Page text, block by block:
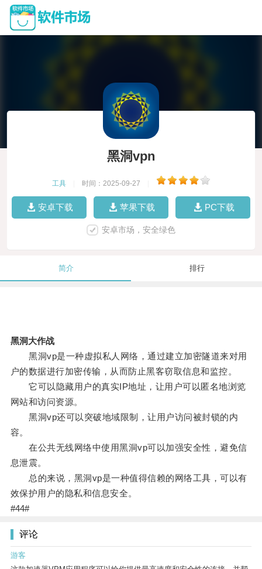
黑洞vpn
工具 时间：2025-09-27
安卓下载 苹果下载 PC下载
安卓市场，安全绿色
简介 排行
黑洞大作战
黑洞vp是一种虚拟私人网络，通过建立加密隧道来对用
户的数据进行加密传输，从而防止黑客窃取信息和监控。
它可以隐藏用户的真实IP地址，让用户可以匿名地浏览
网站和访问资源。
黑洞vp还可以突破地域限制，让用户访问被封锁的内
容。
在公共无线网络中使用黑洞vp可以加强安全性，避免信
息泄震。
总的来说，黑洞vp是一种值得信赖的网络工具，可以有
效保护用户的隐私和信息安全。
#44#
评论
游客